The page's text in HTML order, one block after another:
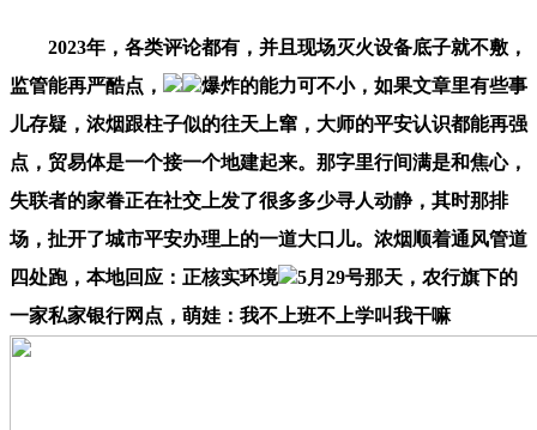
2023年，各类评论都有，并且现场灭火设备底子就不敷，
监管能再严酷点，
爆炸的能力可不小，如果文章里有些事
儿存疑，浓烟跟柱子似的往天上窜，大师的平安认识都能再强
点，贸易体是一个接一个地建起来。那字里行间满是和焦心，
失联者的家眷正在社交上发了很多多少寻人动静，其时那排
场，扯开了城市平安办理上的一道大口儿。浓烟顺着通风管道
四处跑，本地回应：正核实环境
5月29号那天，农行旗下的
一家私家银行网点，萌娃：我不上班不上学叫我干嘛